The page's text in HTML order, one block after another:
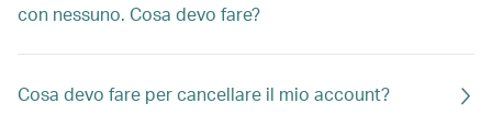
con nessuno. Cosa devo fare?
Cosa devo fare per cancellare il mio account?